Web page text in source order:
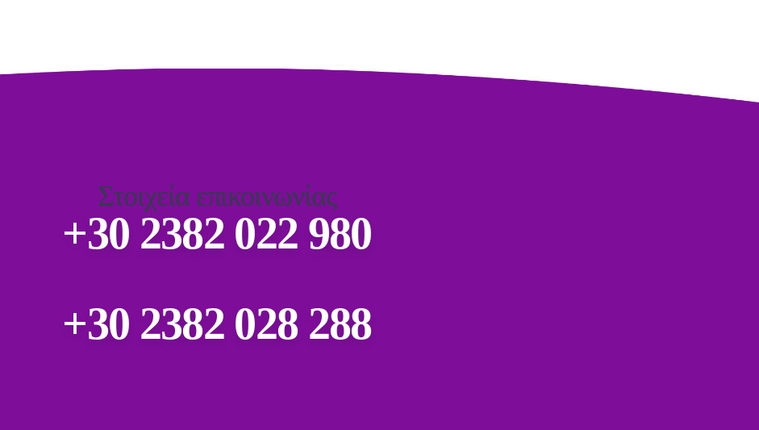
Στοιχεία επικοινωνίας
+30 2382 022 980
+30 2382 028 288